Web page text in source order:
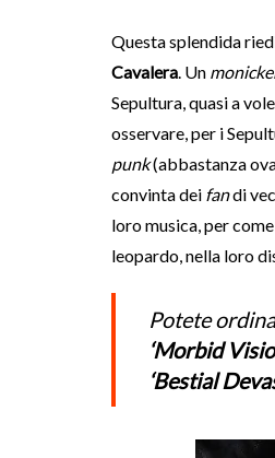
Questa splendida
Cavalera. Un
Sepultura, quasi a
osservare, per i
punk(abbastanza
convinta dei fandi
loro musica, per
leopardo, nella loro
Potete
‘Morbid
‘Bestial